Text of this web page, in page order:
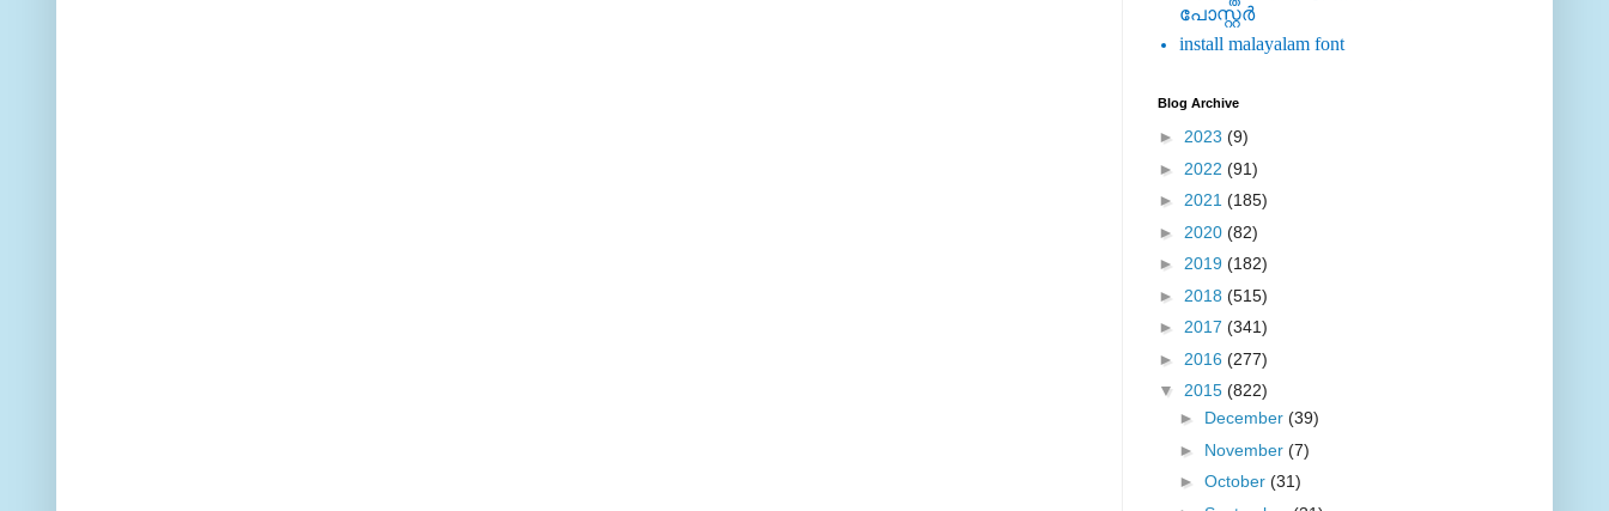
പോസ്റ്റര്‍
install malayalam font
Blog Archive
► 2023 (9)
► 2022 (91)
► 2021 (185)
► 2020 (82)
► 2019 (182)
► 2018 (515)
► 2017 (341)
► 2016 (277)
▼ 2015 (822)
► December (39)
► November (7)
► October (31)